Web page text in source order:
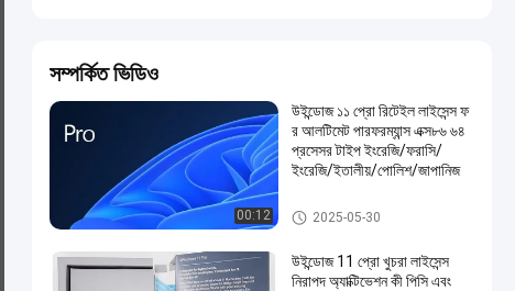
সম্পর্কিত ভিডিও
00:12
উইন্ডোজ ১১ প্রো রিটেইল লাইসেন্স ফ
র আলটিমেট পারফরম্যান্স এক্স৮৬ ৬৪
প্রসেসর টাইপ ইংরেজি/ফরাসি/
ইংরেজি/ইতালীয়/পোলিশ/জাপানিজ
উইন্ডোজ 11 প্রো খুচরা
2025-05-30
উইন্ডোজ 11 প্রো খুচরা লাইসেন্স
নিরাপদ অ্যাক্টিভেশন কী পিসি এবং